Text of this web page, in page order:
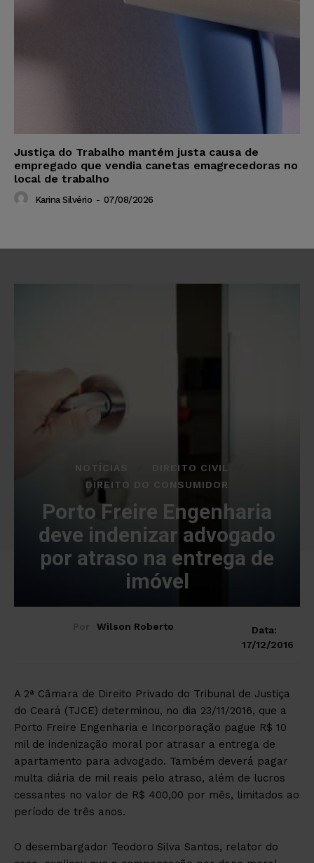
Justiça do Trabalho mantém justa causa de
empregado que vendia canetas emagrecedoras no
local de trabalho
Karina Silvério - 07/08/2026